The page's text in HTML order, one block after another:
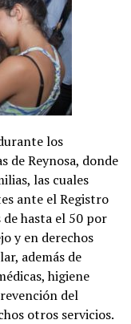
los
de Reynosa, donde
las cuales
ante el Registro
hasta el 50 por
y en derechos
además de
higiene
del
otros servicios.